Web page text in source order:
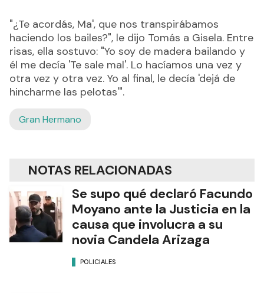
"¿Te acordás, Ma', que nos transpirábamos
haciendo los bailes?", le dijo Tomás a Gisela. Entre
risas, ella sostuvo: "Yo soy de madera bailando y
él me decía 'Te sale mal'. Lo hacíamos una vez y
otra vez y otra vez. Yo al final, le decía 'dejá de
hincharme las pelotas'".
Gran Hermano
NOTAS RELACIONADAS
Se supo qué declaró Facundo
Moyano ante la Justicia en la
causa que involucra a su
novia Candela Arizaga
POLICIALES